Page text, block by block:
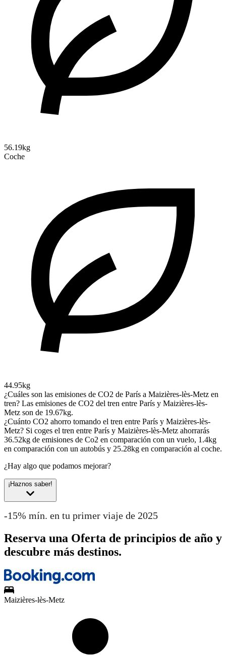
56.19kg
Coche
44.95kg
¿Cuáles son las emisiones de CO2 de París a Maizières-lès-Metz en
tren? Las emisiones de CO2 del tren entre París y Maizières-lès-
Metz son de 19.67kg.
¿Cuánto CO2 ahorro tomando el tren entre París y Maizières-lès-
Metz? Si coges el tren entre París y Maizières-lès-Metz ahorrarás
36.52kg de emisiones de Co2 en comparación con un vuelo, 1.4kg
en comparación con un autobús y 25.28kg en comparación al coche.
¿Hay algo que podamos mejorar?
¡Haznos saber!
-15% mín. en tu primer viaje de 2025
Reserva una Oferta de principios de año y
descubre más destinos.
Maizières-lès-Metz